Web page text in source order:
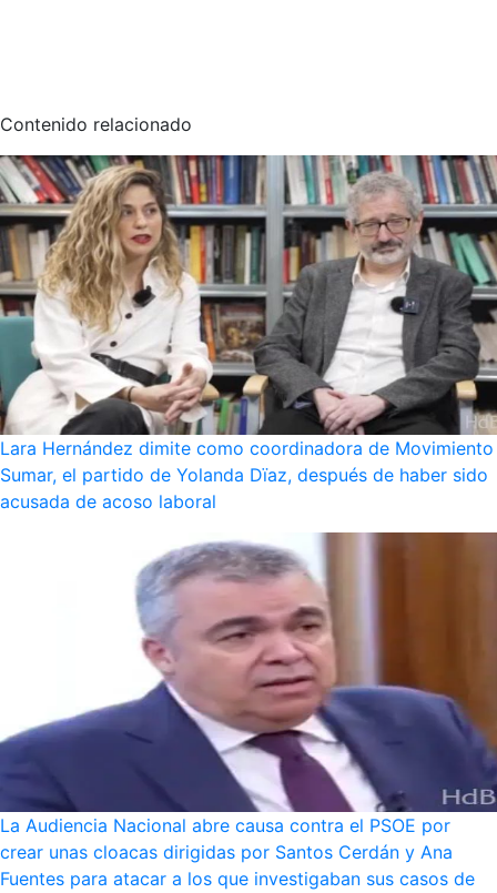
Contenido relacionado
Lara Hernández dimite como coordinadora de Movimiento
Sumar, el partido de Yolanda Dïaz, después de haber sido
acusada de acoso laboral
La Audiencia Nacional abre causa contra el PSOE por
crear unas cloacas dirigidas por Santos Cerdán y Ana
Fuentes para atacar a los que investigaban sus casos de